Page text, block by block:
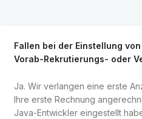
Fallen bei der Einstellung
Vorab-Rekrutierungs- oder
Ja. Wir verlangen eine erste
Ihre erste Rechnung
Java-Entwickler eingestellt